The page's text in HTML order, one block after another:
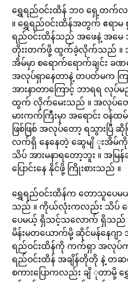
ရွှေရည်ဝင်းထိန် ဘ၀ ရှေ့တက်
။ ရွှေရည်ဝင်းထိန်အတွက် ဧရာမ စွ
ရည်ဝင်းထိန်သည် အဖေနဲ့ အမေ
တိုးးတက်ဖို့ ထွက်ခဲ့လိုက်သည် ။
အိမ်မှာ စရောက်ရောက်ချင်း ခ
အလုပ်ရှာနေတာနဲ့ တပတ်မက က
အားနာတာကြောင့် ဘာရရ လု
ထွက် လိုက်မေးသည် ။ အလုပ်တော
မားကက်ကြီးမှာ အရောင်း ဝ
ဖြစ်ဖြစ် အလုပ်တော့ ရသွားပြီ
လက်ရှိ နေနေတဲ့ ဆွေမျိ ုးအိမ်ကိုလ
သိပ် အားမနာရတော့ဘူး ။ အမ
ပြောင်းနေ နိုင်ဖို့ ကြိုးစားသည် ။
ရွှေရည်ဝင်းထိန်က တောသူပေမ
သည် ။ ကိုယ်လုံးကလည်း သိပ်
ပေမယ့် ရှိသင့်သလောက် ရှိသည် ။
မိန်းမတယောက်မို့ ဆိုင်မန်နေဂျ
ရည်ဝင်းထိန်ကို ကက်ရှာ အလုပ်က
ရည်ဝင်းထိန် အချိန်တိုတို နဲ့ တဆင့်
စကားပြောကလည်း ချိ ုတာမို့